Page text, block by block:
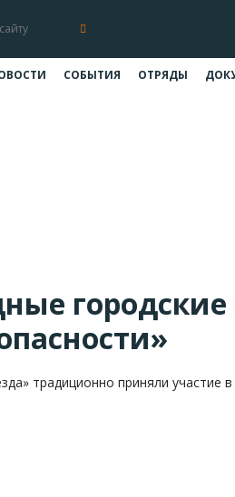
СОБЫТИЯ ОТРЯДЫ
городские
традиционно приняли участие